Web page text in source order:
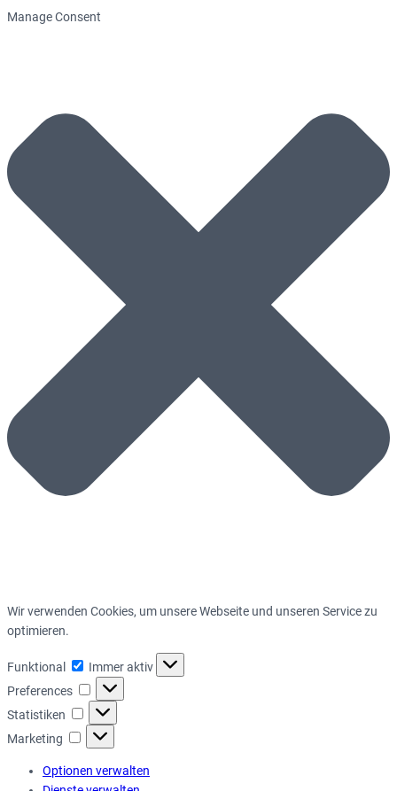
Manage Consent
Wir verwenden Cookies, um unsere Webseite und unseren Service zu
optimieren.
Funktional Funktional
Immer aktiv
Preferences
Preferences
Statistiken Statistiken
Marketing Marketing
Optionen verwalten